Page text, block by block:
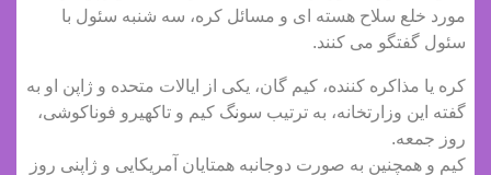
مورد خلع سلاح هسته ای و مسائل کره، سه شنبه سئول با
سئول گفتگو می کنند.
کره یا مذاکره کننده، کیم گان، یکی از ایالات متحده و ژاپن او به
گفته این وزارتخانه، به ترتیب سونگ کیم و تاکهیرو فوناکوشی،
روز جمعه.
کیم و همچنین به صورت دوجانبه همتایان آمریکایی و ژاپنی روز